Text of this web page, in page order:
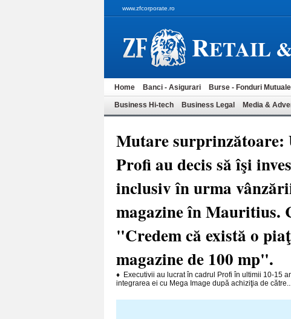
www.zfcorporate.ro
RETAIL &
Home Banci - Asigurari Burse - Fonduri Mutuale
Business Hi-tech Business Legal Media &
Mutare
Profi au decis să îşi
inclusiv în urma
magazine în Mauritius.
"Credem că există o
magazine de 100 mp".
♦ Executivii au lucrat în cadrul Profi în ultimii 10-15
integrarea ei cu Mega Image după achiziţia de